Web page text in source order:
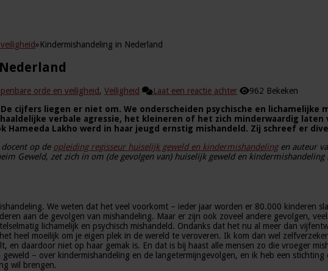
»Kindermishandeling in Nederland
orde en veiligheid, Veiligheid Laat een reactie achter
962 Bekeken
cijfers liegen er niet om. We onderscheiden psychische en
verbale agressie, het kleineren of het zich minderwaardig
Hameeda Lakho werd in haar jeugd ernstig mishandeld. Zij schreef er
docent op de opleiding regisseur huiselijk geweld en kindermishandelingen auteur
Geweld, zet zich in om (de gevolgen van) huiselijk geweld en kindermishandeling
We weten dat het veel voorkomt – ieder jaar worden er 80.000 kinderen
aan de gevolgen van mishandeling. Maar er zijn ook zoveel andere gevolgen,
lichamelijk en psychisch mishandeld. Ondanks dat het nu al meer dan
heel moeilijk om je eigen plek in de wereld te veroveren. Ik kom dan wel
en daardoor niet op haar gemak is. En dat is bij haast alle mensen zo die vroeger
geweld – over kindermishandeling en de langetermijngevolgen, en ik heb een
wil brengen.